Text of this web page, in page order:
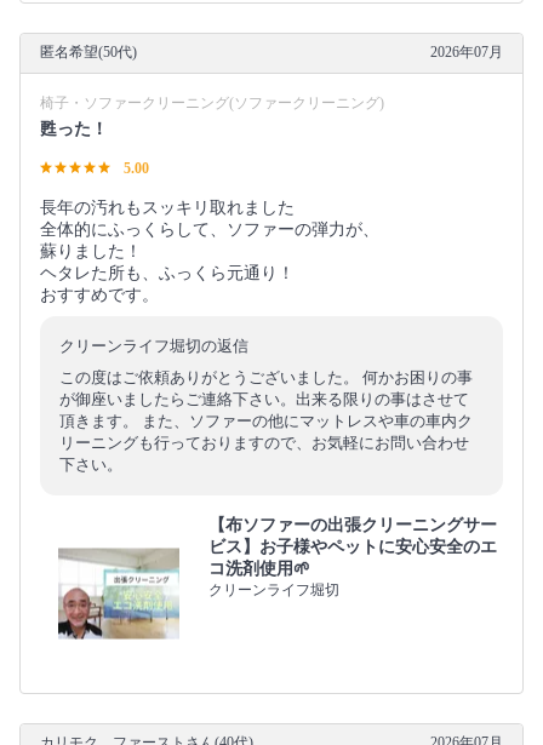
匿名希望(50代) 2026年07月
椅子・ソファークリーニング(ソファークリーニング)
甦った！
5.00
長年の汚れもスッキリ取れました
全体的にふっくらして、ソファーの弾力が、
蘇りました！
ヘタレた所も、ふっくら元通り！
おすすめです。
クリーンライフ堀切の返信
この度はご依頼ありがとうございました。 何かお困りの事
が御座いましたらご連絡下さい。出来る限りの事はさせて
頂きます。 また、ソファーの他にマットレスや車の車内ク
リーニングも行っておりますので、お気軽にお問い合わせ
下さい。
【布ソファーの出張クリーニングサー
ビス】お子様やペットに安心安全のエ
コ洗剤使用🌱
クリーンライフ堀切